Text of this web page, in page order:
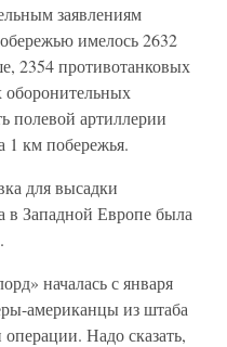
заявлениям
имелось 2632
2354 противотанковых
оборонительных
полевой артиллерии
1 км побережья.
для высадки
в Западной Европе была
началась с января
американцы из штаба
Надо сказать,